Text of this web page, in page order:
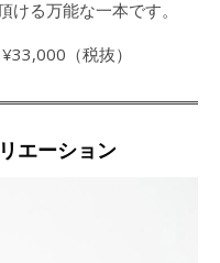
る万能な一本です。
（税抜）
エーション